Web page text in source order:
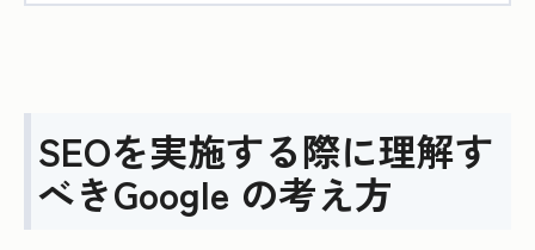
SEOを実施する際に理解す
べきGoogle の考え方